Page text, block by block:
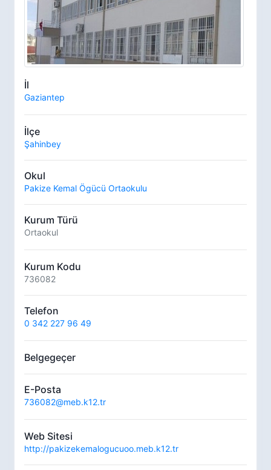
İl
Gaziantep
İlçe
Şahinbey
Okul
Pakize Kemal Ögücü Ortaokulu
Kurum Türü
Ortaokul
Kurum Kodu
736082
Telefon
0 342 227 96 49
Belgegeçer
E-Posta
736082@meb.k12.tr
Web Sitesi
http://pakizekemalogucuoo.meb.k12.tr